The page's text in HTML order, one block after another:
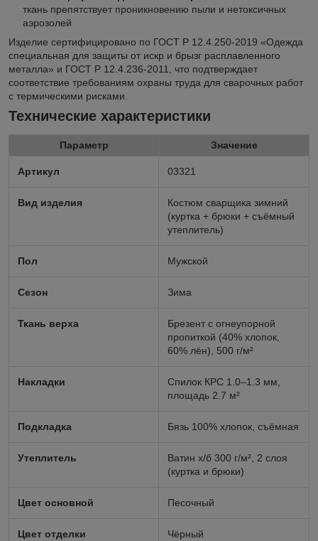
ткань препятствует проникновению пыли и нетоксичных
аэрозолей
Изделие сертифицировано по ГОСТ Р 12.4.250-2019 «Одежда
специальная для защиты от искр и брызг расплавленного
металла» и ГОСТ Р 12.4.236-2011, что подтверждает
соответствие требованиям охраны труда для сварочных работ
с термическими рисками.
Технические характеристики
Параметр Значение
Артикул 03321
Вид изделия
Костюм сварщика зимний
(куртка + брюки + съёмный
утеплитель)
Пол Мужской
Сезон Зима
Ткань верха
Брезент с огнеупорной
пропиткой (40% хлопок,
60% лён), 500 г/м²
Накладки
Спилок КРС 1.0–1.3 мм,
площадь 2.7 м²
Подкладка Бязь 100% хлопок, съёмная
Утеплитель
Ватин х/б 300 г/м², 2 слоя
(куртка и брюки)
Цвет основной Песочный
Цвет отделки Чёрный